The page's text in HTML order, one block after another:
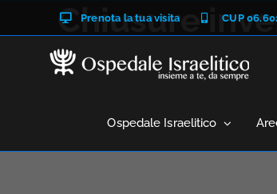
contenuto
Prenota la tua visita CUP
Ospedale Israelitico
Chiusure